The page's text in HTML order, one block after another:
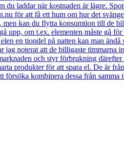
du laddar när kostnaden är lägre.
för att få ett hum om hur det
kan du flytta konsumtion till de
upp, om t.ex. elementen måste gå
en tiondel på natten kan man ändå
jag noterat att de billigaste timmarna
och styr förbrukning
produkter för att spara el. De är
försöka kombinera dessa från samma